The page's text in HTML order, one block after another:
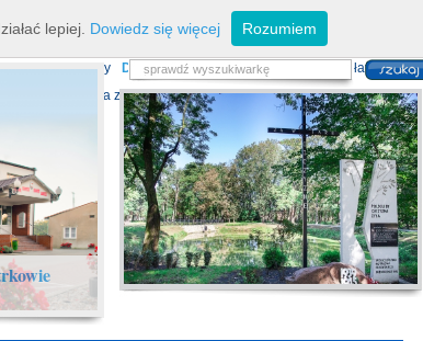
arządzanie kryzysowe
ządowy Fundusz Rozwoju Dróg
lan zagospodarowania
Lokalny D ziałalność gospodarcza
odatki i opłaty lokalne
widencja zbiorów i usług danych przestrzennych
lepiej. Dowiedz się więcej Rozumiem